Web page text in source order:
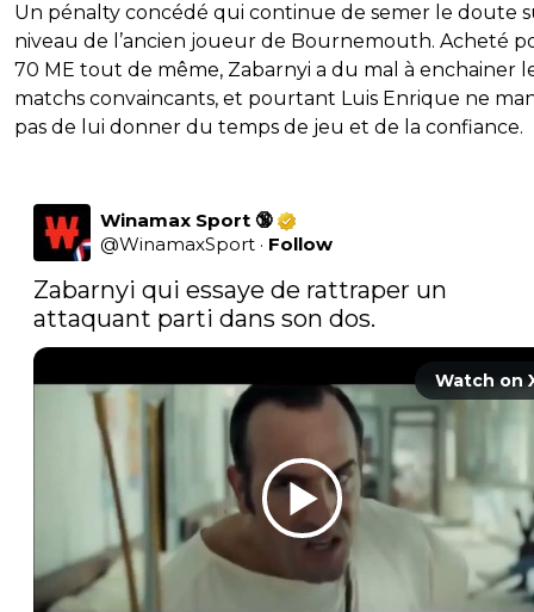
Un pénalty concédé qui continue de semer le doute
niveau de l’ancien joueur de Bournemouth. Acheté
70 ME tout de même, Zabarnyi a du mal à enchainer
matchs convaincants, et pourtant Luis Enrique ne
pas de lui donner du temps de jeu et de la confiance.
Winamax Sport 🔞
@WinamaxSport · Follow
Zabarnyi qui essaye de rattraper un
attaquant parti dans son dos.
Watch on